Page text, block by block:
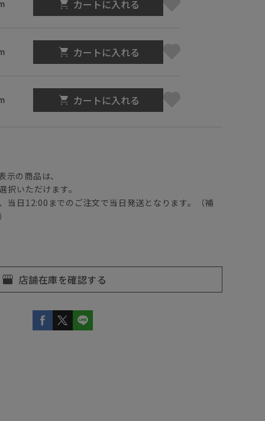
カートに入れる
カートに入れる
カートに入れる
表示の商品は、
択いただけます。
当日12:00までのご注文で当日発送となります。（補